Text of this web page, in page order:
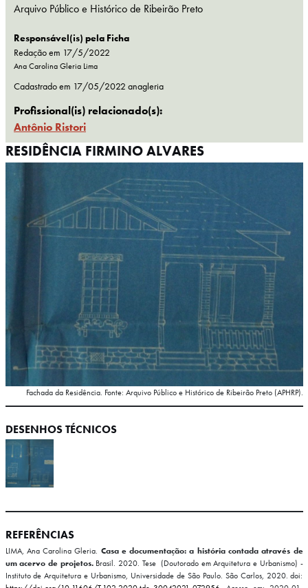
Arquivo Público e Histórico de Ribeirão Preto
Responsável(is) pela Ficha
Redação em 17/5/2022
Ana Carolina Gleria Lima
Cadastrado em 17/05/2022 anagleria
Profissional(is) relacionado(s):
Antônio Ristori
RESIDÊNCIA FIRMINO ALVARES
Fachada da Residência. Fonte: Arquivo Público e Histórico de Ribeirão Preto (APHRP).
DESENHOS TÉCNICOS
REFERÊNCIAS
LIMA, Ana Carolina Gleria. Casa e documentação: a história contada através de
um acervo de projetos.Brasil. 2020. Tese (Doutorado em Arquitetura e Urbanismo) -
Instituto de Arquitetura e Urbanismo, Universidade de São Paulo. São Carlos, 2020. doi: